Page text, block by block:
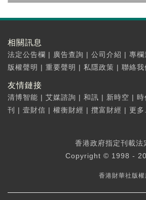
相關訊息
法定公告欄 | 廣告查詢 | 公司介紹 | 專欄
版權聲明 | 重要聲明 | 私隱政策 | 聯絡我
友情鏈接
清博智能 | 艾媒諮詢 | 和訊 | 新時空 | 時
刊
| 壹財信 | 權衡財經 | 攬富財經 | 更多
香港政府指定刊載
Copyright © 1998 -
香港財華社版權